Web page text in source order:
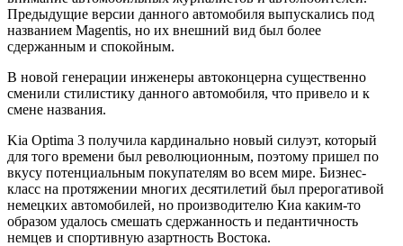
Предыдущие версии данного автомобиля выпускались под
названием Magentis, но их внешний вид был более
сдержанным и спокойным.
В новой генерации инженеры автоконцерна существенно
сменили стилистику данного автомобиля, что привело и к
смене названия.
Kia Optima 3 получила кардинально новый силуэт, который
для того времени был революционным, поэтому пришел по
вкусу потенциальным покупателям во всем мире. Бизнес-
класс на протяжении многих десятилетий был прерогативой
немецких автомобилей, но производителю Киа каким-то
образом удалось смешать сдержанность и педантичность
немцев и спортивную азартность Востока.